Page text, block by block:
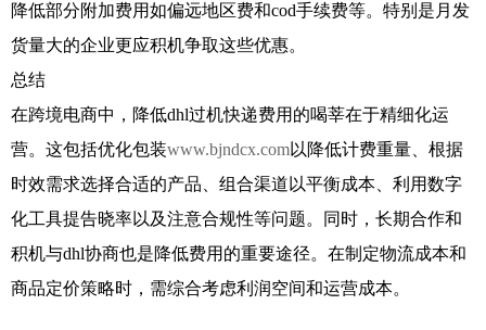
降低部分附加费用如偏远地区费和cod手续费等。特别是月发
货量大的企业更应积机争取这些优惠。
总结
在跨境电商中，降低dhl过机快递费用的喝莘在于精细化运
营。这包括优化包装www.bjndcx.com以降低计费重量、根据
时效需求选择合适的产品、组合渠道以平衡成本、利用数字
化工具提告晓率以及注意合规性等问题。同时，长期合作和
积机与dhl协商也是降低费用的重要途径。在制定物流成本和
商品定价策略时，需综合考虑利润空间和运营成本。